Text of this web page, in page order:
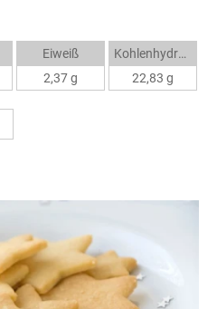
Eiweiß
2,37 g
Kohlenhydrate
22,83 g